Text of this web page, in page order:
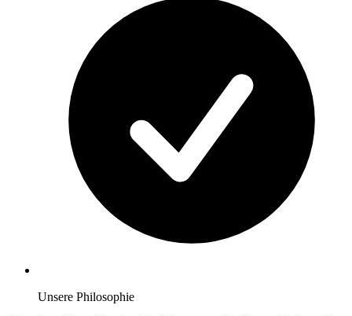
Unsere Philosophie